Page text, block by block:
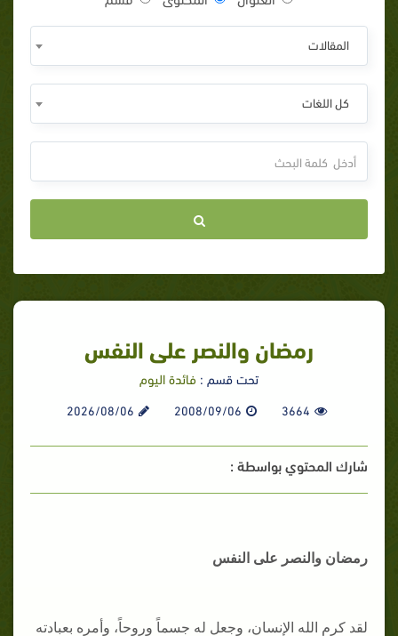
المقالات
كل اللغات
رمضان والنصر على النفس
تحت قسم : فائدة اليوم
3664
2008/09/06
2026/08/06
شارك المحتوي بواسطة :
رمضان والنصر على النفس
لقد كرم الله الإنسان، وجعل له جسماً وروحاً، وأمره بعبادته